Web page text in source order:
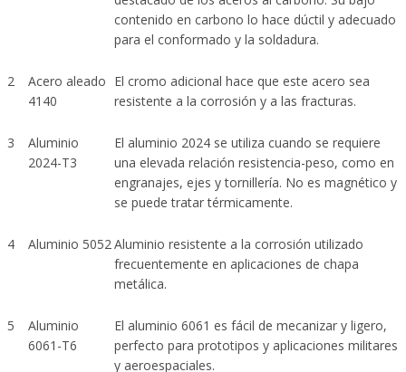
contenido en carbono lo hace dúctil y adecuado
para el conformado y la soldadura.
2
Acero aleado
4140
El cromo adicional hace que este acero sea
resistente a la corrosión y a las fracturas.
3
Aluminio
2024-T3
El aluminio 2024 se utiliza cuando se requiere
una elevada relación resistencia-peso, como en
engranajes, ejes y tornillería. No es magnético y
se puede tratar térmicamente.
4 Aluminio 5052Aluminio resistente a la corrosión utilizado
frecuentemente en aplicaciones de chapa
metálica.
5
Aluminio
6061-T6
El aluminio 6061 es fácil de mecanizar y ligero,
perfecto para prototipos y aplicaciones militares
y aeroespaciales.